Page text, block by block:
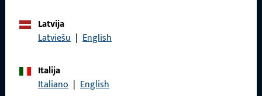
KONTAKT
Rado ćemo vam pomoći!
Imate li pitanja ili želite osobno savjetovanje?
Latvija
Latviešu | English
Italija
Italiano | English